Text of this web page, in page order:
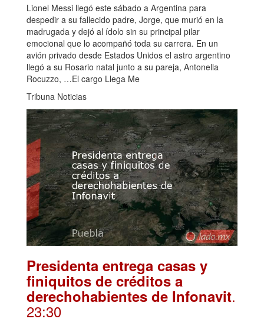
Lionel Messi llegó este sábado a Argentina para
despedir a su fallecido padre, Jorge, que murió en la
madrugada y dejó al ídolo sin su principal pilar
emocional que lo acompañó toda su carrera. En un
avión privado desde Estados Unidos el astro argentino
llegó a su Rosario natal junto a su pareja, Antonella
Rocuzzo, …El cargo Llega Me
Tribuna Noticias
Presidenta entrega casas y
finiquitos de créditos a
derechohabientes de Infonavit.
23:30